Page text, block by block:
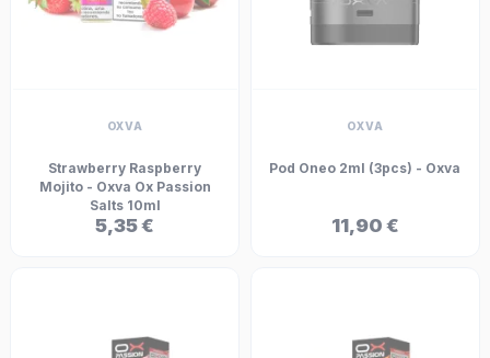
OXVA
Strawberry Raspberry
Mojito - Oxva Ox Passion
Salts 10ml
5,35 €
OXVA
Pod Oneo 2ml (3pcs) - Oxva
11,90 €